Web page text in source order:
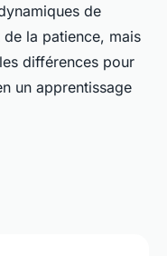
de
la patience, mais
différences pour
un apprentissage